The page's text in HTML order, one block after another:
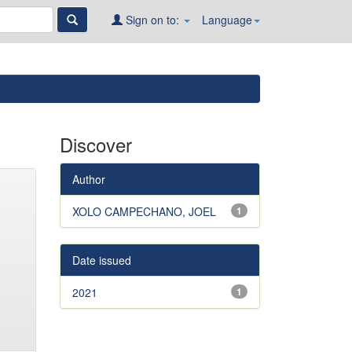
Language
Sign on to:
Discover
Author
1
XOLO CAMPECHANO, JOEL
Date issued
1
2021